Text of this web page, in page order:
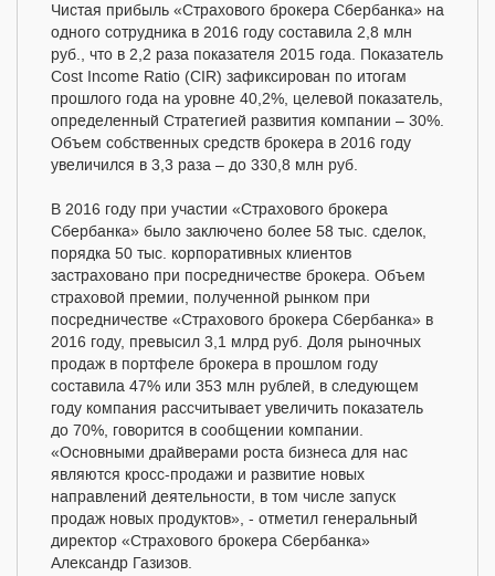
Чистая прибыль «Страхового брокера Сбербанка» на
одного сотрудника в 2016 году составила 2,8 млн
руб., что в 2,2 раза показателя 2015 года. Показатель
Cost Income Ratio (СIR) зафиксирован по итогам
прошлого года на уровне 40,2%, целевой показатель,
определенный Стратегией развития компании – 30%.
Объем собственных средств брокера в 2016 году
увеличился в 3,3 раза – до 330,8 млн руб.
В 2016 году при участии «Страхового брокера
Сбербанка» было заключено более 58 тыс. сделок,
порядка 50 тыс. корпоративных клиентов
застраховано при посредничестве брокера. Объем
страховой премии, полученной рынком при
посредничестве «Страхового брокера Сбербанка» в
2016 году, превысил 3,1 млрд руб. Доля рыночных
продаж в портфеле брокера в прошлом году
составила 47% или 353 млн рублей, в следующем
году компания рассчитывает увеличить показатель
до 70%, говорится в сообщении компании.
«Основными драйверами роста бизнеса для нас
являются кросс-продажи и развитие новых
направлений деятельности, в том числе запуск
продаж новых продуктов», - отметил генеральный
директор «Страхового брокера Сбербанка»
Александр Газизов.